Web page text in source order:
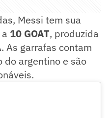
Messi tem sua
10 GOAT, produzida
As garrafas contam
do argentino e são